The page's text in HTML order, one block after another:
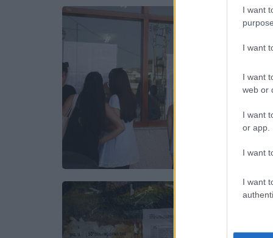
I want
I want
I want
web or
I want
or app.
I want
I want